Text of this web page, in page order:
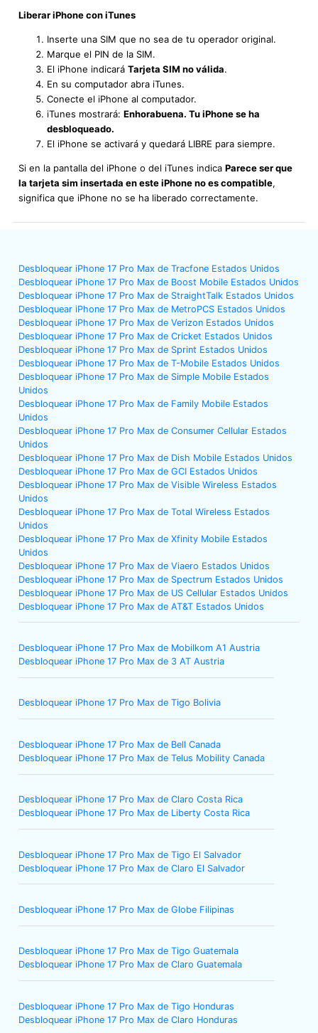
Liberar iPhone con iTunes
Inserte una SIM que no sea de tu operador original.
Marque el PIN de la SIM.
El iPhone indicará Tarjeta SIM no válida.
En su computador abra iTunes.
Conecte el iPhone al computador.
iTunes mostrará: Enhorabuena. Tu iPhone se ha
desbloqueado.
El iPhone se activará y quedará LIBRE para siempre.
Si en la pantalla del iPhone o del iTunes indica Parece ser que
la tarjeta sim insertada en este iPhone no es compatible,
significa que iPhone no se ha liberado correctamente.
Desbloquear iPhone 17 Pro Max de Tracfone Estados Unidos
Desbloquear iPhone 17 Pro Max de Boost Mobile Estados Unidos
Desbloquear iPhone 17 Pro Max de StraightTalk Estados Unidos
Desbloquear iPhone 17 Pro Max de MetroPCS Estados Unidos
Desbloquear iPhone 17 Pro Max de Verizon Estados Unidos
Desbloquear iPhone 17 Pro Max de Cricket Estados Unidos
Desbloquear iPhone 17 Pro Max de Sprint Estados Unidos
Desbloquear iPhone 17 Pro Max de T-Mobile Estados Unidos
Desbloquear iPhone 17 Pro Max de Simple Mobile Estados
Unidos
Desbloquear iPhone 17 Pro Max de Family Mobile Estados
Unidos
Desbloquear iPhone 17 Pro Max de Consumer Cellular Estados
Unidos
Desbloquear iPhone 17 Pro Max de Dish Mobile Estados Unidos
Desbloquear iPhone 17 Pro Max de GCI Estados Unidos
Desbloquear iPhone 17 Pro Max de Visible Wireless Estados
Unidos
Desbloquear iPhone 17 Pro Max de Total Wireless Estados
Unidos
Desbloquear iPhone 17 Pro Max de Xfinity Mobile Estados
Unidos
Desbloquear iPhone 17 Pro Max de Viaero Estados Unidos
Desbloquear iPhone 17 Pro Max de Spectrum Estados Unidos
Desbloquear iPhone 17 Pro Max de US Cellular Estados Unidos
Desbloquear iPhone 17 Pro Max de AT&T Estados Unidos
Desbloquear iPhone 17 Pro Max de Mobilkom A1 Austria
Desbloquear iPhone 17 Pro Max de 3 AT Austria
Desbloquear iPhone 17 Pro Max de Tigo Bolivia
Desbloquear iPhone 17 Pro Max de Bell Canada
Desbloquear iPhone 17 Pro Max de Telus Mobility Canada
Desbloquear iPhone 17 Pro Max de Claro Costa Rica
Desbloquear iPhone 17 Pro Max de Liberty Costa Rica
Desbloquear iPhone 17 Pro Max de Tigo El Salvador
Desbloquear iPhone 17 Pro Max de Claro El Salvador
Desbloquear iPhone 17 Pro Max de Globe Filipinas
Desbloquear iPhone 17 Pro Max de Tigo Guatemala
Desbloquear iPhone 17 Pro Max de Claro Guatemala
Desbloquear iPhone 17 Pro Max de Tigo Honduras
Desbloquear iPhone 17 Pro Max de Claro Honduras